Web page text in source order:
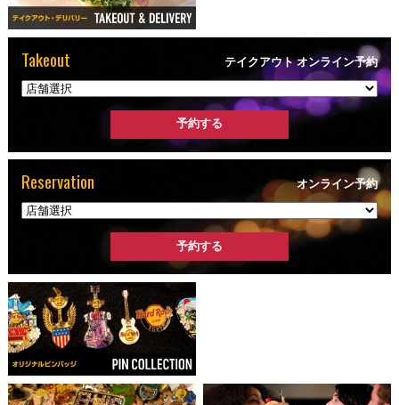
Takeout テイクアウト オンライン予約
Reservation オンライン予約